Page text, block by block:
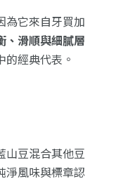
為它來自牙買加
、滑順與細膩層
經典代表。
山豆混合其他豆
淨風味與標章認